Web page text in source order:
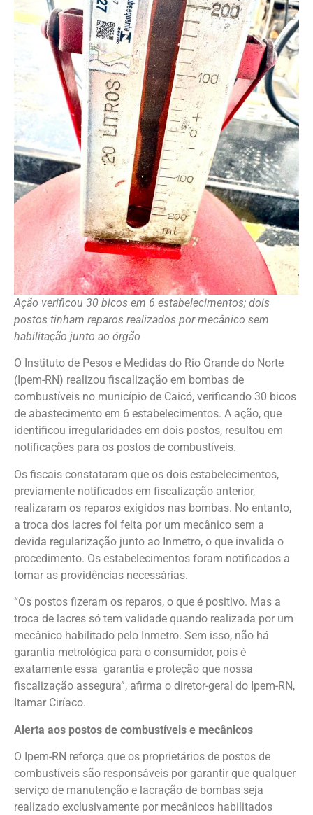
Ação verificou 30 bicos em 6 estabelecimentos; dois
postos tinham reparos realizados por mecânico sem
habilitação junto ao órgão
O Instituto de Pesos e Medidas do Rio Grande do Norte
(Ipem-RN) realizou fiscalização em bombas de
combustíveis no município de Caicó, verificando 30 bicos
de abastecimento em 6 estabelecimentos. A ação, que
identificou irregularidades em dois postos, resultou em
notificações para os postos de combustíveis.
Os fiscais constataram que os dois estabelecimentos,
previamente notificados em fiscalização anterior,
realizaram os reparos exigidos nas bombas. No entanto,
a troca dos lacres foi feita por um mecânico sem a
devida regularização junto ao Inmetro, o que invalida o
procedimento. Os estabelecimentos foram notificados a
tomar as providências necessárias.
“Os postos fizeram os reparos, o que é positivo. Mas a
troca de lacres só tem validade quando realizada por um
mecânico habilitado pelo Inmetro. Sem isso, não há
garantia metrológica para o consumidor, pois é
exatamente essa garantia e proteção que nossa
fiscalização assegura”, afirma o diretor-geral do Ipem-RN,
Itamar Ciríaco.
Alerta aos postos de combustíveis e mecânicos
O Ipem-RN reforça que os proprietários de postos de
combustíveis são responsáveis por garantir que qualquer
serviço de manutenção e lacração de bombas seja
realizado exclusivamente por mecânicos habilitados